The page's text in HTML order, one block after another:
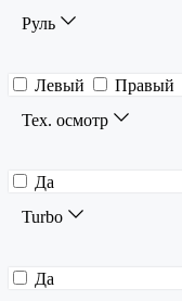
Руль
Левый
Правый
Тех. осмотр
Да
Turbo
Да